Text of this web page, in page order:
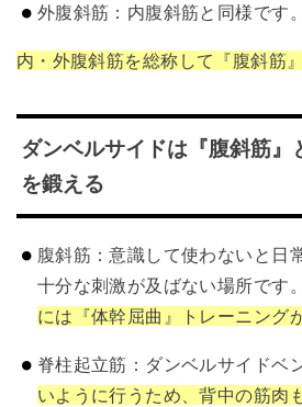
外腹斜筋：内腹斜筋と同様です。
内・外腹斜筋を総称して『腹斜筋
ダンベルサイドは『腹斜筋』
を鍛える
腹斜筋：意識して使わないと日
十分な刺激が及ばない場所です。
には『体幹屈曲』トレーニング
脊柱起立筋：ダンベルサイドベ
いように行うため、背中の筋肉